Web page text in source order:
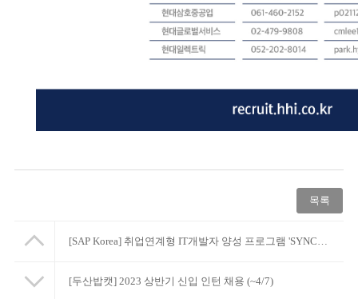
목록
[SAP Korea] 취업연계형 IT개발자 양성 프로그램 'SYNC 아카데미' 모집 (~23/5/11)
[두산밥캣] 2023 상반기 신입 인턴 채용 (~4/7)